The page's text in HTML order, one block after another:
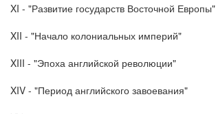
XI - "Развитие государств Восточной Европы"
XII - "Начало колониальных империй"
XIII - "Эпоха английской революции"
XIV - "Период английского завоевания"